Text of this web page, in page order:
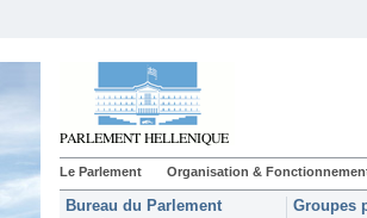
Le Parlement Organisation &
Bureau du Parlement Groupes